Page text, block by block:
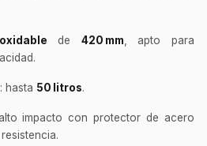
de 420 mm , apto para
: hasta 50 litros.
impacto con protector de acero